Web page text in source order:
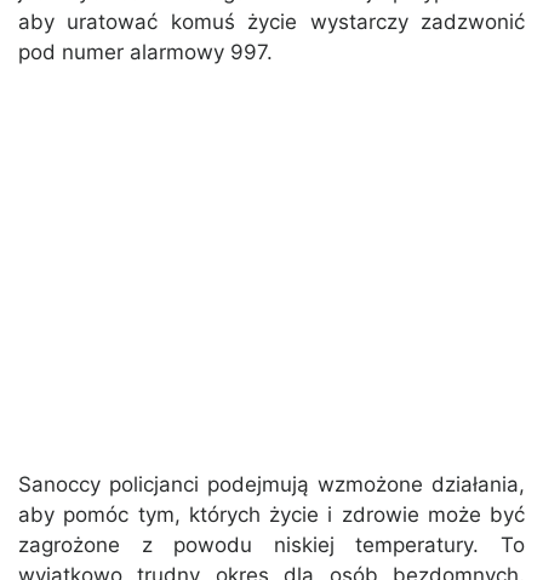
aby uratować komuś życie wystarczy zadzwonić
pod numer alarmowy 997.
Sanoccy policjanci podejmują wzmożone działania,
aby pomóc tym, których życie i zdrowie może być
zagrożone z powodu niskiej temperatury. To